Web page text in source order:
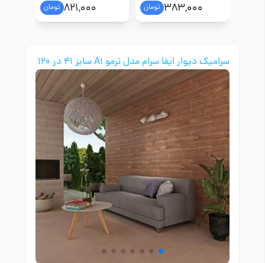
383,000 تومان 821,000 تومان
سرامیک دیوار ایفا سرام مدل ترمو A1 سایز 41 در 120